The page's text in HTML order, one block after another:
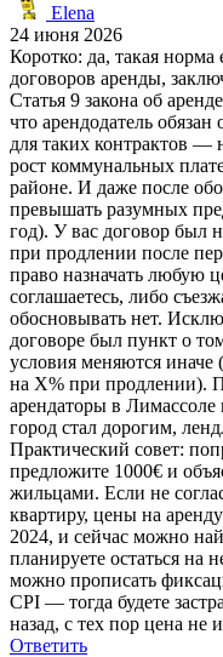
Elena
24 июня 2026
Коротко: да, такая норма
договоров аренды,
Статья 9 закона об
что арендодатель
для таких контрактов —
рост коммунальных
районе. И даже после
превышать разумных
год). У вас договор был
при продлении после
право назначать любую
соглашаетесь, либо
обосновывать нет.
договоре был пункт о
условия меняются
на X% при продлении).
арендаторы в
город стал дорогим,
Практический совет:
предложите 1000€ и
жильцами. Если не
квартиру, цены на
2024, и сейчас можно
планируете остаться на
можно прописать
CPI — тогда будете
назад, с тех пор цена не
Ответить